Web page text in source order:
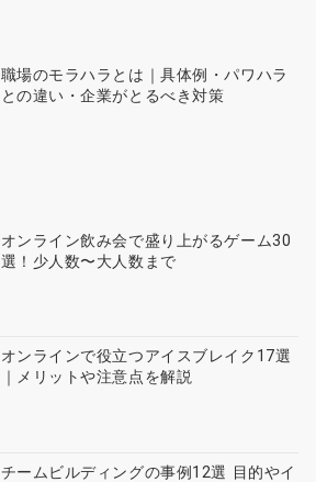
職場のモラハラとは｜具体例・パワハラ
との違い・企業がとるべき対策
オンライン飲み会で盛り上がるゲーム30
選！少人数〜大人数まで
オンラインで役立つアイスブレイク17選
｜メリットや注意点を解説
チームビルディングの事例12選 目的やイ